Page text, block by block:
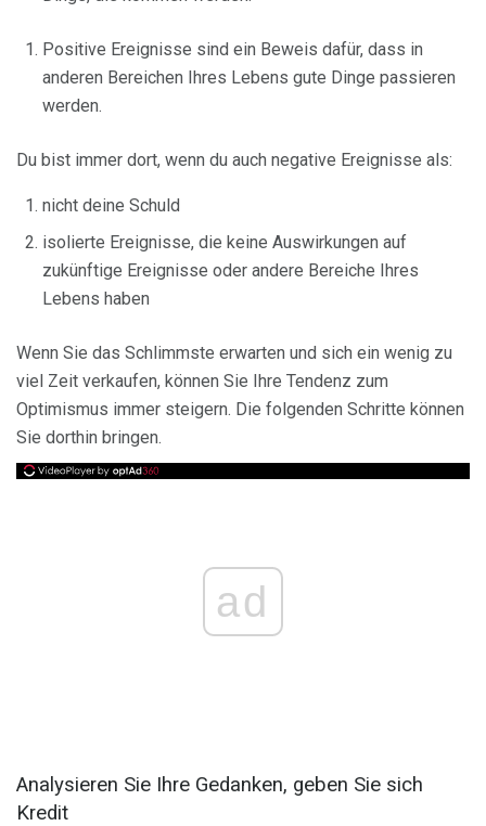
Positive Ereignisse sind ein Beweis dafür, dass in
anderen Bereichen Ihres Lebens gute Dinge passieren
werden.
Du bist immer dort, wenn du auch negative Ereignisse als:
nicht deine Schuld
isolierte Ereignisse, die keine Auswirkungen auf
zukünftige Ereignisse oder andere Bereiche Ihres
Lebens haben
Wenn Sie das Schlimmste erwarten und sich ein wenig zu
viel Zeit verkaufen, können Sie Ihre Tendenz zum
Optimismus immer steigern. Die folgenden Schritte können
Sie dorthin bringen.
ad
Analysieren Sie Ihre Gedanken, geben Sie sich
Kredit